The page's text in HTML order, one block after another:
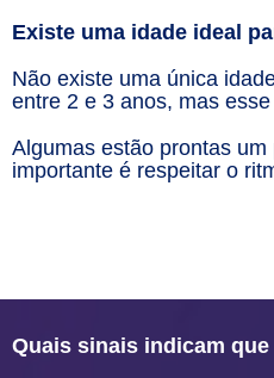
Existe uma idade ideal
Não existe uma única
entre 2 e 3 anos, mas
Algumas estão prontas
importante é respeitar o
Quais sinais indicam